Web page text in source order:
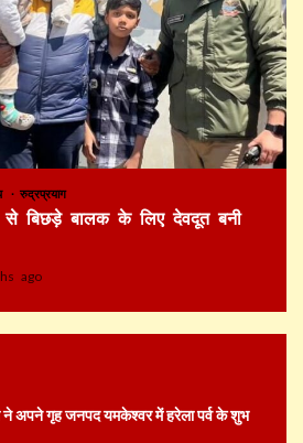
रुद्रप्रयाग
से बिछड़े बालक के लिए देवदूत बनी
ago
ने अपने गृह जनपद यमकेश्वर में हरेला पर्व के शुभ